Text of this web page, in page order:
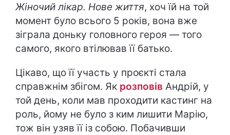
Жіночий лікар. Нове життя, хоч їй на той
момент було всього 5 років, вона вже
зіграла доньку головного героя — того
самого, якого втілював її батько.
Цікаво, що її участь у проєкті стала
справжнім збігом. Як розповів Андрій, у
той день, коли мав проходити кастинг на
роль, йому не було з ким лишити Марію,
тож він узяв її із собою. Побачивши